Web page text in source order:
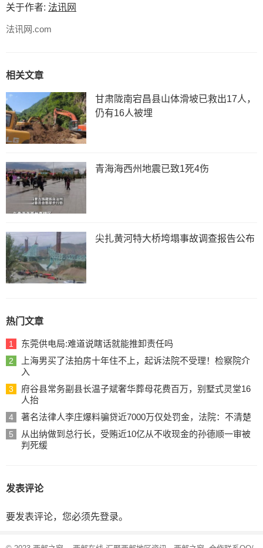
关于作者: 法讯网
法讯网.com
相关文章
甘肃陇南宕昌县山体滑坡已救出17人，
仍有16人被埋
青海海西州地震已致1死4伤
尖扎黄河特大桥垮塌事故调查报告公布
热门文章
1 东莞供电局:难道说瞎话就能推卸责任吗
2
上海男买了法拍房十年住不上，起诉法院不受理！检察院介
入
3
府谷县常务副县长温子斌奢华葬母花费百万，别墅式灵堂16
人抬
4 著名法律人李庄爆料骗贷近7000万仅处罚金，法院：不清楚
5
从出纳做到总行长，受贿近10亿从不收现金的孙德顺一审被
判死缓
发表评论
要发表评论，您必须先登录。